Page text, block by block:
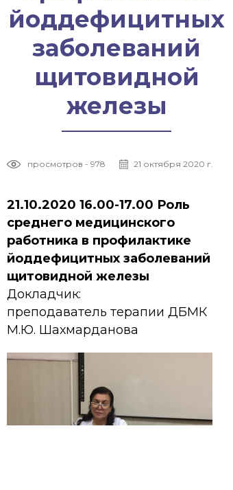
йоддефицитных
заболеваний
щитовидной
железы
просмотров - 978 21 октября 2020 г.
21.10.2020 16.00-17.00 Роль
среднего медицинского
работника в профилактике
йоддефицитных заболеваний
щитовидной железы
Докладчик:
преподаватель терапии ДБМК
М.Ю. Шахмарданова